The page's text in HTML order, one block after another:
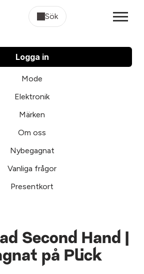
Sök
Logga in
Mode
Elektronik
Märken
Om oss
Nybegagnat
Vanliga frågor
Presentkort
Second Hand |
på Plick